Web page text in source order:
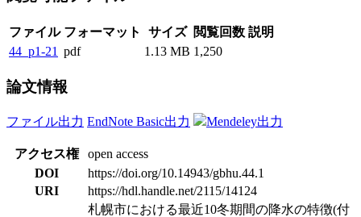
ファイル フォーマット サイズ 閲覧回数 説明
44_p1-21 pdf 1.13 MB 1,250
論文情報
ファイル出力 EndNote Basic出力 Mendeley出力
アクセス権
open access
DOI
https://doi.org/10.14943/gbhu.44.1
URI
https://hdl.handle.net/2115/14124
札幌市における最近10冬期間の降水の特徴(付